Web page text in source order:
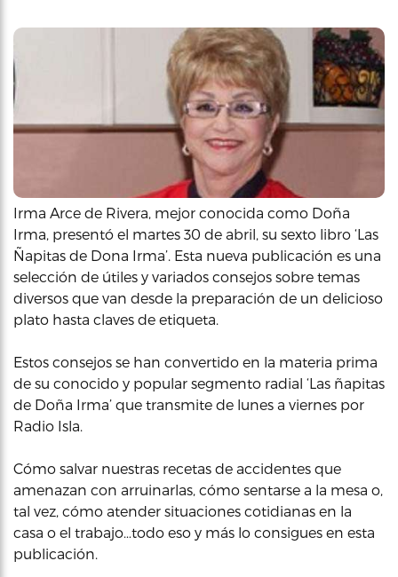
Irma Arce de Rivera, mejor conocida como Doña
Irma, presentó el martes 30 de abril, su sexto libro ‘Las
Ñapitas de Dona Irma’. Esta nueva publicación es una
selección de útiles y variados consejos sobre temas
diversos que van desde la preparación de un delicioso
plato hasta claves de etiqueta.
Estos consejos se han convertido en la materia prima
de su conocido y popular segmento radial ‘Las ñapitas
de Doña Irma’ que transmite de lunes a viernes por
Radio Isla.
Cómo salvar nuestras recetas de accidentes que
amenazan con arruinarlas, cómo sentarse a la mesa o,
tal vez, cómo atender situaciones cotidianas en la
casa o el trabajo…todo eso y más lo consigues en esta
publicación.